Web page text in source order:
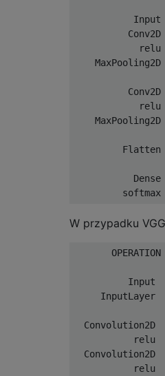
Input
Conv2D
relu
MaxPooling2D
Conv2D
relu
MaxPooling2D
Flatten
Dense
W przypadku
OPERATION
Input
InputLayer
Convolution2D
relu
Convolution2D
relu